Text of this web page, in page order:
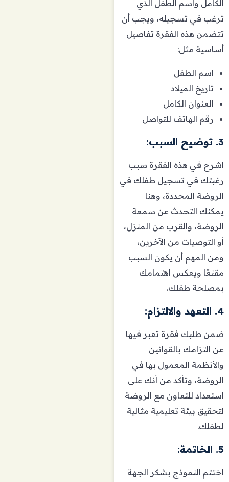
الكامل واسم الطفل الذي
ترغب في تسجيله، ويجب أن
تتضمن هذه الفقرة تفاصيل
أساسية مثل:
اسم الطفل
تاريخ الميلاد
العنوان الكامل
رقم الهاتف للتواصل
3. توضيح السبب:
اشرح في هذه الفقرة سبب
رغبتك في تسجيل طفلك في
الروضة المحددة، وهنا
يمكنك التحدث عن سمعة
الروضة، والقرب من المنزل،
أو التوصيات من الآخرين،
ومن المهم أن يكون السبب
مقنعًا ويعكس اهتمامك
بمصلحة طفلك.
4. التعهد والالتزام:
ضمن طلبك فقرة تعبر فيها
عن التزامك بالقوانين
والأنظمة المعمول بها في
الروضة، وتأكد من أنك على
استعداد للتعاون مع الروضة
لتحقيق بيئة تعليمية مثالية
لطفلك.
5. الخاتمة:
اختتم النموذج بشكر الجهة